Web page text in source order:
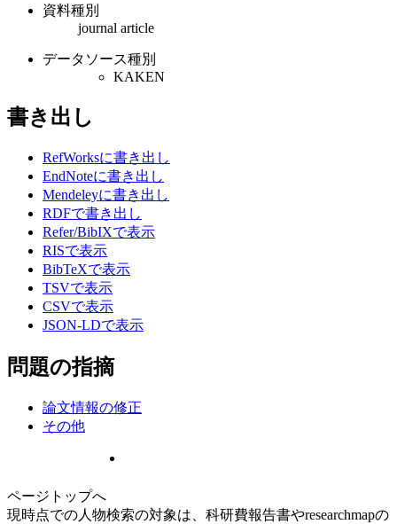
資料種別
journal article
データソース種別
KAKEN
書き出し
RefWorksに書き出し
EndNoteに書き出し
Mendeleyに書き出し
RDFで書き出し
Refer/BibIXで表示
RISで表示
BibTeXで表示
TSVで表示
CSVで表示
JSON-LDで表示
問題の指摘
論文情報の修正
その他
ページトップへ
現時点での人物検索の対象は、科研費報告書やresearchmapの